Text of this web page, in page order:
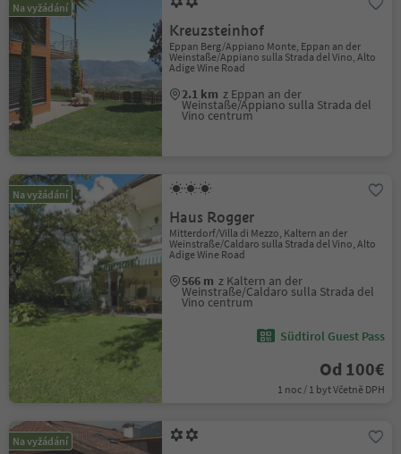
Na vyžádání
Kreuzsteinhof
Eppan Berg/Appiano Monte, Eppan an der
Weinstaße/Appiano sulla Strada del Vino, Alto
Adige Wine Road
2.1 km z Eppan an der
Weinstaße/Appiano sulla Strada del
Vino centrum
Na vyžádání
Haus Rogger
Mitterdorf/Villa di Mezzo, Kaltern an der
Weinstraße/Caldaro sulla Strada del Vino, Alto
Adige Wine Road
566 m z Kaltern an der
Weinstraße/Caldaro sulla Strada del
Vino centrum
Südtirol Guest Pass
Od 100€
1 noc / 1 byt Včetně DPH
Na vyžádání